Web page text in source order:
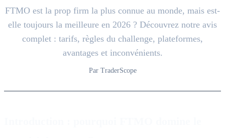
FTMO est la prop firm la plus connue au monde, mais est-
elle toujours la meilleure en 2026 ? Découvrez notre avis
complet : tarifs, règles du challenge, plateformes,
avantages et inconvénients.
Par TraderScope